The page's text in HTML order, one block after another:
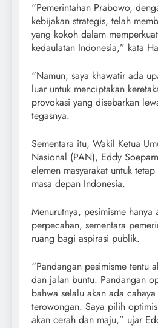
“Pemerintahan Prabowo,
kebijakan strategis, telah
yang kokoh dalam
kedaulatan Indonesia,” kata
“Namun, saya khawatir ada
luar untuk menciptakan
provokasi yang disebarkan
tegasnya.
Sementara itu, Wakil Ketua
Nasional (PAN), Eddy
elemen masyarakat untuk
masa depan Indonesia.
Menurutnya, pesimisme hanya
perpecahan, sementara
ruang bagi aspirasi publik.
“Pandangan pesimisme tentu
dan jalan buntu. Pandangan
bahwa selalu akan ada
terowongan. Saya pilih
akan cerah dan maju,” ujar